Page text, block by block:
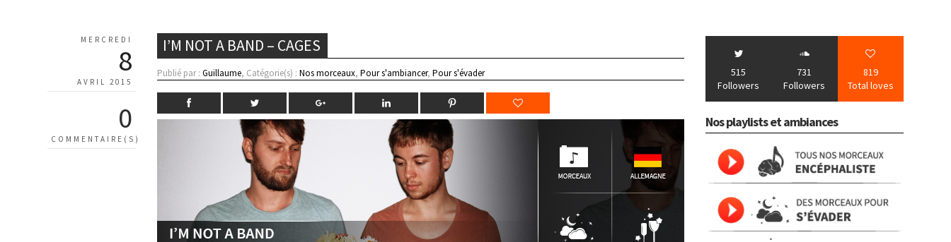
MERCREDI
8
AVRIL 2015
0
COMMENTAIRE(S)
I’M NOT A BAND – CAGES
Publié par :Guillaume, Catégorie(s) :Nos morceaux,Pour s'ambiancer,Pour s'évader
515
Followers
731
Followers
819
Total loves
Nos playlists et ambiances